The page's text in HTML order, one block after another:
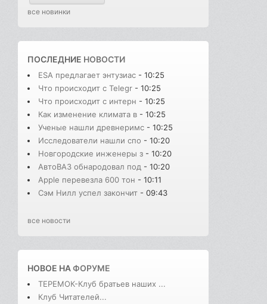
все новинки
ПОСЛЕДНИЕ НОВОСТИ
ESA предлагает энтузиас - 10:25
Что происходит с Telegr - 10:25
Что происходит с интерн - 10:25
Как изменение климата в - 10:25
Ученые нашли древнеримс - 10:25
Исследователи нашли спо - 10:20
Новгородские инженеры з - 10:20
АвтоВАЗ обнародовал под - 10:20
Apple перевезла 600 тон - 10:11
Сэм Нилл успел закончит - 09:43
все новости
НОВОЕ НАФОРУМЕ
ТЕРЕМОК-Клуб братьев наших ...
Клуб Читателей...